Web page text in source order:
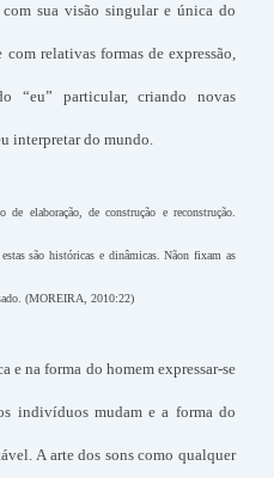
sua visão singular e única do
relativas formas de expressão,
“eu” particular, criando novas
interpretar do mundo.
elaboração, de construção e reconstrução.
são históricas e dinâmicas. Nãon fixam as
(MOREIRA, 2010:22)
e na forma do homem expressar-se
indivíduos mudam e a forma do
A arte dos sons como qualquer